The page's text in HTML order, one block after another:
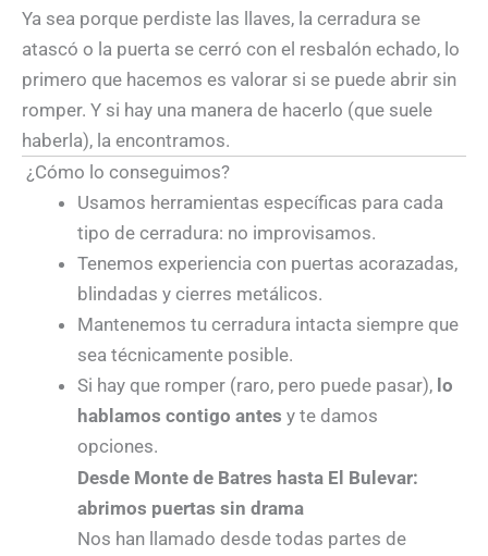
Ya sea porque perdiste las llaves, la cerradura se
atascó o la puerta se cerró con el resbalón echado, lo
primero que hacemos es valorar si se puede abrir sin
romper. Y si hay una manera de hacerlo (que suele
haberla), la encontramos.
¿Cómo lo conseguimos?
Usamos herramientas específicas para cada
tipo de cerradura: no improvisamos.
Tenemos experiencia con puertas acorazadas,
blindadas y cierres metálicos.
Mantenemos tu cerradura intacta siempre que
sea técnicamente posible.
Si hay que romper (raro, pero puede pasar), lo
hablamos contigo antes y te damos
opciones.
Desde Monte de Batres hasta El Bulevar:
abrimos puertas sin drama
Nos han llamado desde todas partes de